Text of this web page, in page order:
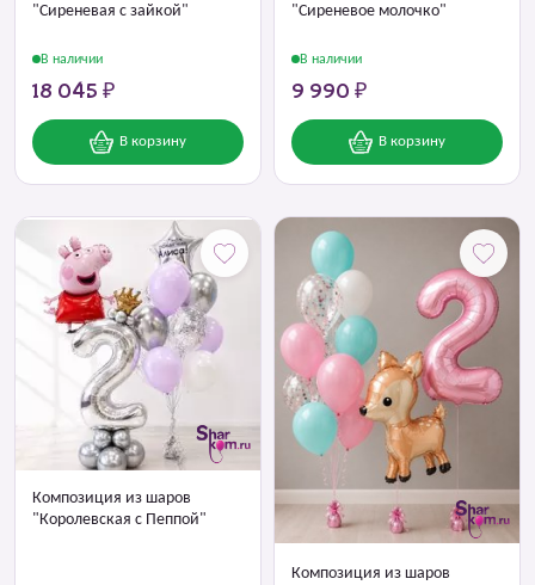
"Сиреневая с зайкой"
В наличии
18 045 ₽
В корзину
"Сиреневое молочко"
В наличии
9 990 ₽
В корзину
Композиция из шаров
"Королевская с Пеппой"
Композиция из шаров